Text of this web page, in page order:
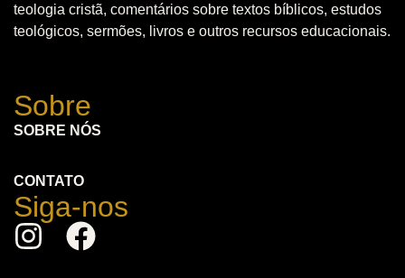
teologia cristã, comentários sobre textos bíblicos, estudos
teológicos, sermões, livros e outros recursos educacionais.
Sobre
SOBRE NÓS
CONTATO
Siga-nos